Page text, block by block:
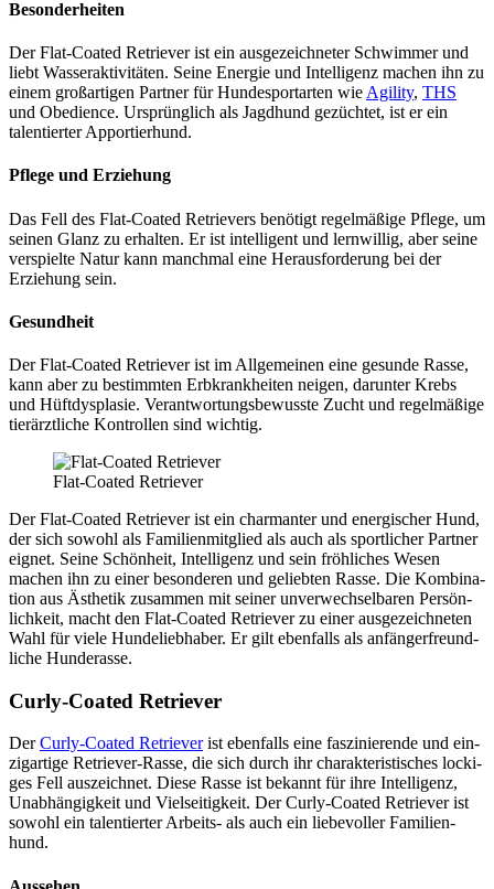
Beson­der­hei­ten
Der Flat-Coa­ted Retrie­ver ist ein aus­ge­zeich­ne­ter Schwim­mer und
liebt Was­ser­ak­ti­vi­tä­ten. Sei­ne Ener­gie und Intel­li­genz machen ihn zu
einem groß­ar­ti­gen Part­ner für Hun­de­sport­ar­ten wie Agi­li­ty, THS
und Obe­dience. Ursprüng­lich als Jagd­hund gezüch­tet, ist er ein
talen­tier­ter Appor­tier­hund.
Pfle­ge und Erzie­hung
Das Fell des Flat-Coa­ted Retrie­vers benö­tigt regel­mä­ßi­ge Pfle­ge, um
sei­nen Glanz zu erhal­ten. Er ist intel­li­gent und lern­wil­lig, aber sei­ne
ver­spiel­te Natur kann manch­mal eine Her­aus­for­de­rung bei der
Erzie­hung sein.
Gesund­heit
Der Flat-Coa­ted Retrie­ver ist im All­ge­mei­nen eine gesun­de Ras­se,
kann aber zu bestimm­ten Erb­krank­hei­ten nei­gen, dar­un­ter Krebs
und Hüft­dys­pla­sie. Ver­ant­wor­tungs­be­wuss­te Zucht und regel­mä­ßi­ge
tier­ärzt­li­che Kon­trol­len sind wich­tig.
Flat-Coa­ted Retrie­ver
Der Flat-Coa­ted Retrie­ver ist ein char­man­ter und ener­gi­scher Hund,
der sich sowohl als Fami­li­en­mit­glied als auch als sport­li­cher Part­ner
eig­net. Sei­ne Schön­heit, Intel­li­genz und sein fröh­li­ches Wesen
machen ihn zu einer beson­de­ren und gelieb­ten Ras­se. Die Kom­bi­na­
ti­on aus Ästhe­tik zusam­men mit sei­ner unver­wech­sel­ba­ren Per­sön­
lich­keit, macht den Flat-Coa­ted Retrie­ver zu einer aus­ge­zeich­ne­ten
Wahl für vie­le Hun­de­lieb­ha­ber. Er gilt eben­falls als anfän­ger­freund­
li­che Hun­de­ras­se.
Cur­ly-Coa­ted Retrie­ver
DerCur­ly-Coa­ted Retrie­verist eben­falls eine fas­zi­nie­ren­de und ein­
zig­ar­ti­ge Retrie­ver-Ras­se, die sich durch ihr cha­rak­te­ris­ti­sches locki­
ges Fell aus­zeich­net. Die­se Ras­se ist bekannt für ihre Intel­li­genz,
Unab­hän­gig­keit und Viel­sei­tig­keit. Der Cur­ly-Coa­ted Retrie­ver ist
sowohl ein talen­tier­ter Arbeits- als auch ein lie­be­vol­ler Fami­li­en­
hund.